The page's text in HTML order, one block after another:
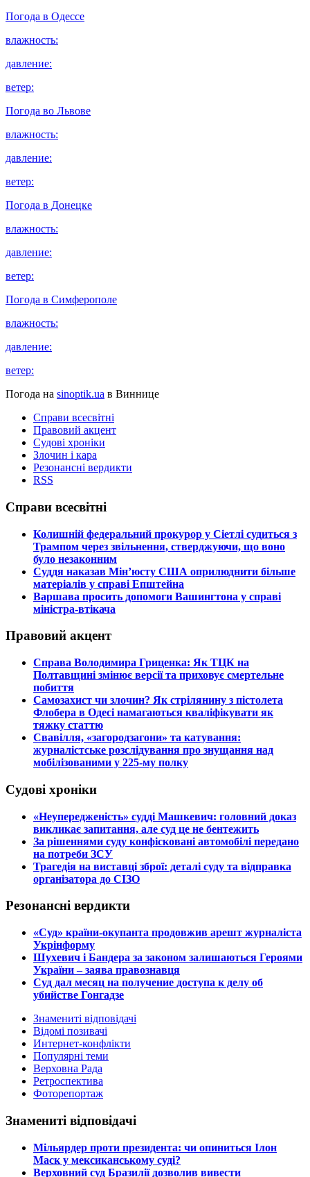
Погода в Одессе
влажность:
давление:
ветер:
Погода во Львове
влажность:
давление:
ветер:
Погода в Донецке
влажность:
давление:
ветер:
Погода в Симферополе
влажность:
давление:
ветер:
Погода на sinoptik.ua в Виннице
Справи всесвітні
Правовий акцент
Судові хроніки
Злочин і кара
Резонансні вердикти
RSS
Справи всесвітні
​Колишній федеральний прокурор у Сіетлі судиться з
Трампом через звільнення, стверджуючи, що воно
було незаконним
​Суддя наказав Мін’юсту США оприлюднити більше
матеріалів у справі Епштейна
​Варшава просить допомоги Вашингтона у справі
міністра-втікача
Правовий акцент
​Справа Володимира Гриценка: Як ТЦК на
Полтавщині змінює версії та приховує смертельне
побиття
​Самозахист чи злочин? Як стрілянину з пістолета
Флобера в Одесі намагаються кваліфікувати як
тяжку статтю
​Свавілля, «загородзагони» та катування:
журналістське розслідування про знущання над
мобілізованими у 225-му полку
Судові хроніки
​«Неупередженість» судді Машкевич: головний доказ
викликає запитання, але суд це не бентежить
​За рішеннями суду конфісковані автомобілі передано
на потреби ЗСУ
​Трагедія на виставці зброї: деталі суду та відправка
організатора до СІЗО
Резонансні вердикти
​«Суд» країни-окупанта продовжив арешт журналіста
Укрінформу
Шухевич і Бандера за законом залишаються Героями
України – заява правознавця
Суд дал месяц на получение доступа к делу об
убийстве Гонгадзе
Знамениті відповідачі
Відомі позивачі
Интернет-конфлікти
Популярні теми
Верховна Рада
Ретроспектива
Фоторепортаж
Знамениті відповідачі
​Мільярдер проти президента: чи опиниться Ілон
Маск у мексиканському суді?
​Верховний суд Бразилії дозволив вивести